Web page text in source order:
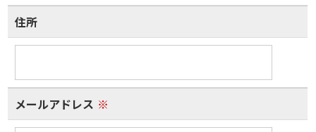
住所
メールアドレス ※